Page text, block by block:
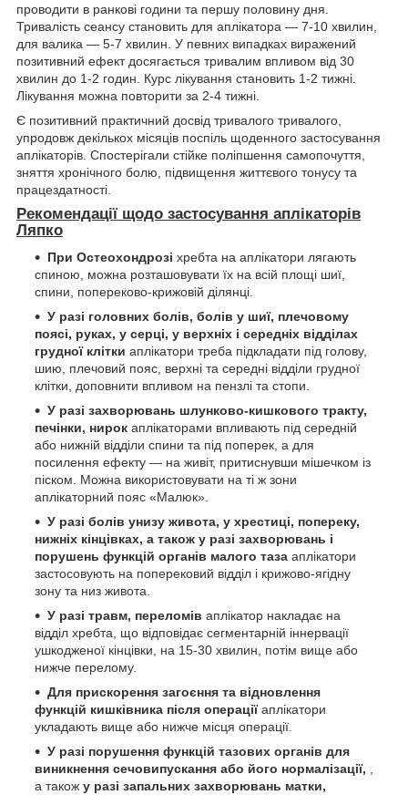
проводити в ранкові години та першу половину дня.
Тривалість сеансу становить для аплікатора — 7-10 хвилин,
для валика — 5-7 хвилин. У певних випадках виражений
позитивний ефект досягається тривалим впливом від 30
хвилин до 1-2 годин. Курс лікування становить 1-2 тижні.
Лікування можна повторити за 2-4 тижні.
Є позитивний практичний досвід тривалого тривалого,
упродовж декількох місяців поспіль щоденного застосування
аплікаторів. Спостерігали стійке поліпшення самопочуття,
зняття хронічного болю, підвищення життєвого тонусу та
працездатності.
Рекомендації щодо застосування аплікаторів
Ляпко
При Остеохондрозі хребта на аплікатори лягають
спиною, можна розташовувати їх на всій площі шиї,
спини, попереково-крижовій ділянці.
У разі головних болів, болів у шиї, плечовому
поясі, руках, у серці, у верхніх і середніх відділах
грудної клітки аплікатори треба підкладати під голову,
шию, плечовий пояс, верхні та середні відділи грудної
клітки, доповнити впливом на пензлі та стопи.
У разі захворювань шлунково-кишкового тракту,
печінки, нирок аплікаторами впливають під середній
або нижній відділи спини та під поперек, а для
посилення ефекту — на живіт, притиснувши мішечком із
піском. Можна використовувати на ті ж зони
аплікаторний пояс «Малюк».
У разі болів унизу живота, у хрестиці, попереку,
нижніх кінцівках, а також у разі захворювань і
порушень функцій органів малого таза аплікатори
застосовують на поперековий відділ і крижово-ягідну
зону та низ живота.
У разі травм, переломів аплікатор накладає на
відділ хребта, що відповідає сегментарній іннервації
ушкодженої кінцівки, на 15-30 хвилин, потім вище або
нижче перелому.
Для прискорення загоєння та відновлення
функцій кишківника після операціїаплікатори
укладають вище або нижче місця операції.
У разі порушення функцій тазових органів для
виникнення сечовипускання або його нормалізації, ,
а також у разі запальних захворювань матки,